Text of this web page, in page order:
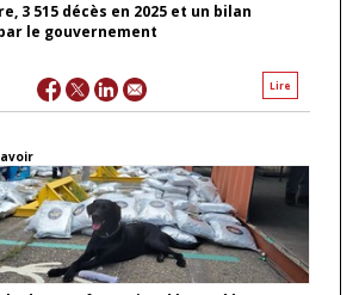
3 515 décès en 2025 et un bilan
le gouvernement
Lire